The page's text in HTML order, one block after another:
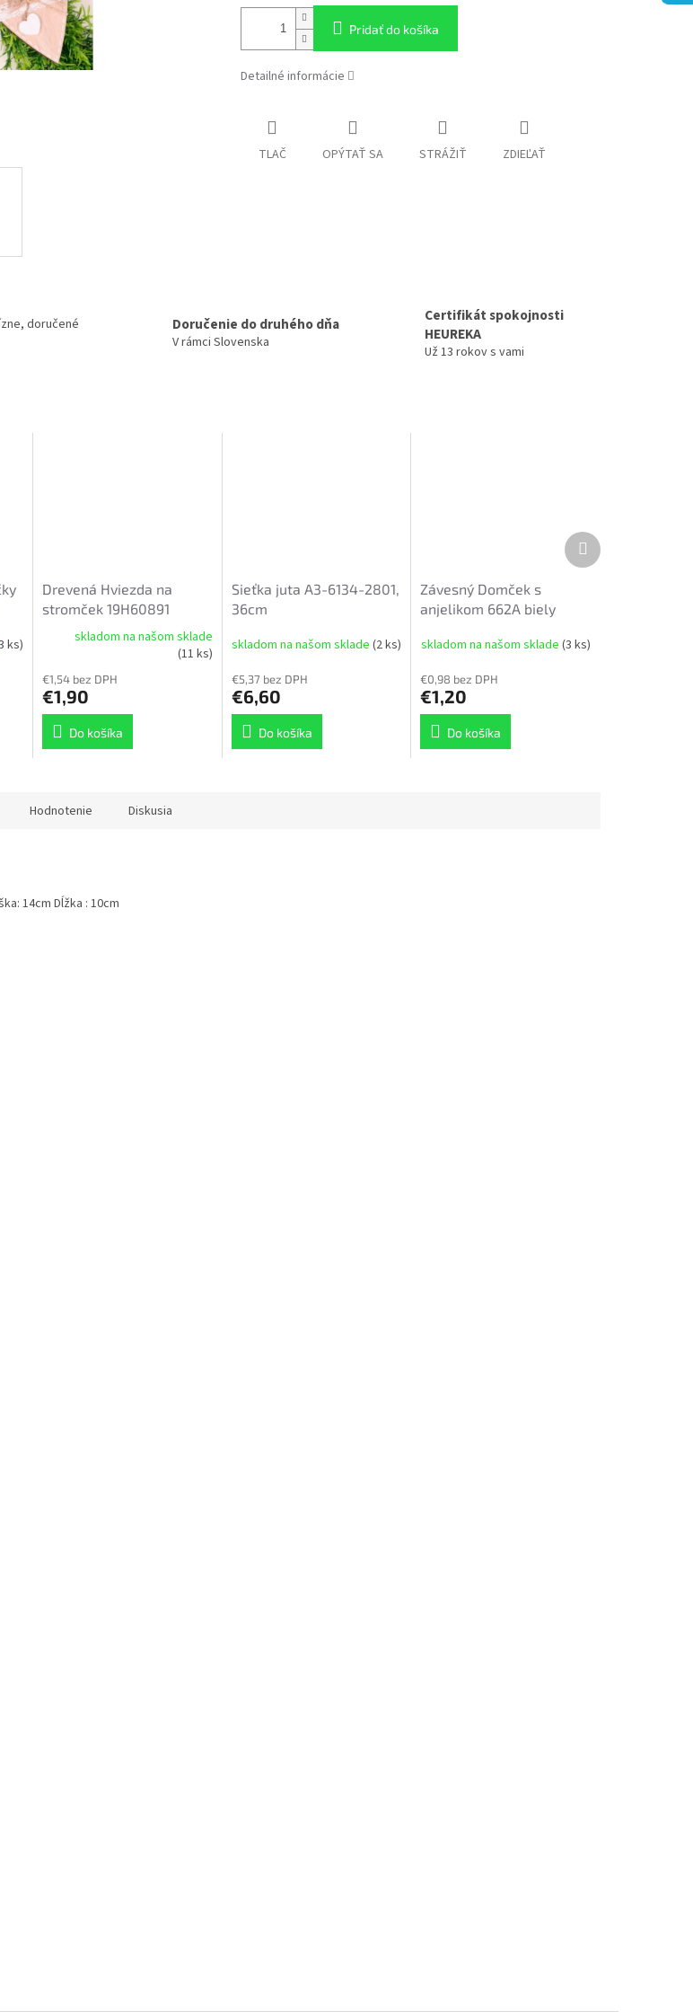
Pridať do košíka
Detailné informácie
TLAČ OPÝTAŤ SA STRÁŽIŤ ZDIEĽAŤ
doručené
Doručenie do druhého dňa
V rámci Slovenska
Certifikát spokojnosti
HEUREKA
Už 13 rokov s vami
ks)
Drevená Hviezda na
stromček 19H60891
skladom na našom sklade
(11 ks)
€1,54 bez DPH
€1,90
Do košíka
Sieťka juta A3-6134-2801,
36cm
skladom na našom sklade(2 ks)
€5,37 bez DPH
€6,60
Do košíka
Závesný Domček s
anjelikom 662A biely
skladom na našom sklade (3 ks)
€0,98 bez DPH
€1,20
Do košíka
Ďalší
produkt
Hodnotenie Diskusia
14cm Dĺžka : 10cm